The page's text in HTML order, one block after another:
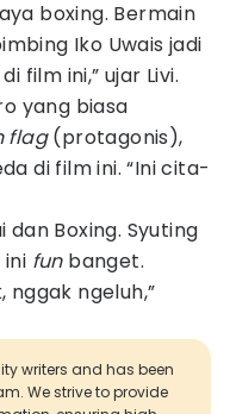
boxing. Bermain
Iko Uwais jadi
film ini,” ujar Livi.
yang biasa
flag(protagonis),
di film ini. “Ini cita-
dan Boxing. Syuting
fun banget.
ngeluh,”
writers and has been
We strive to provide